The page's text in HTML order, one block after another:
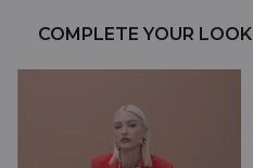
COMPLETE YOUR LOOK